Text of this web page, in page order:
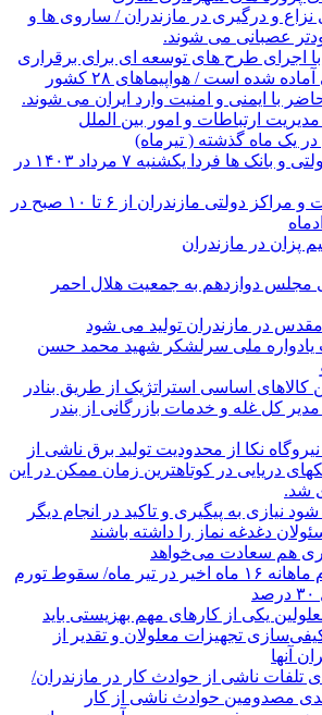
نزاع و درگیری در مازندران / ساروی ها و
عصبانی می شوند.
اجرای طرح های توسعه ای برای برقراری
سفرهای خارجی آماده شده است / هواپیماهای ۲۸ کشور
با ایمنی و امنیت وارد ایران می شوند.
ارتباطات و امور بین الملل
یک ماه گذشته ( تیرماه)
تعطیلی مراکز دولتی و بانک ها فردا یکشنبه ۷ مرداد ۱۴۰۳ در
ساعت کار ادارات و مراکز دولتی مازندران از ۶ تا ۱۰ صبح در
پزان در مازندران
مجلس دوازدهم به جمعیت هلال احمر
در مازندران تولید می شود
ملی سرلشکر شهید محمد حسن
کالاهای اساسی استراتژیک از طریق بنادر
مدیر کل غله و خدمات بازرگانی از بندر
نکا از محدودیت تولید برق ناشی از
دریایی در کوتاهترین زمان ممکن در این
شد.
شود نیازی به پیگیری و تاکید در انجام دیگر
دغدغه نماز را داشته باشند
هم سعادت می‌خواهد
ثبت کمترین تورم ماهانه ۱۶ ماه اخیر در تیر ماه/ سقوط تورم
یکی از کارهای مهم بهزیستی باید
تجهیزات معلولان و تقدیر از
آنها
درصدی تلفات ناشی از حوادث كار در مازندران/